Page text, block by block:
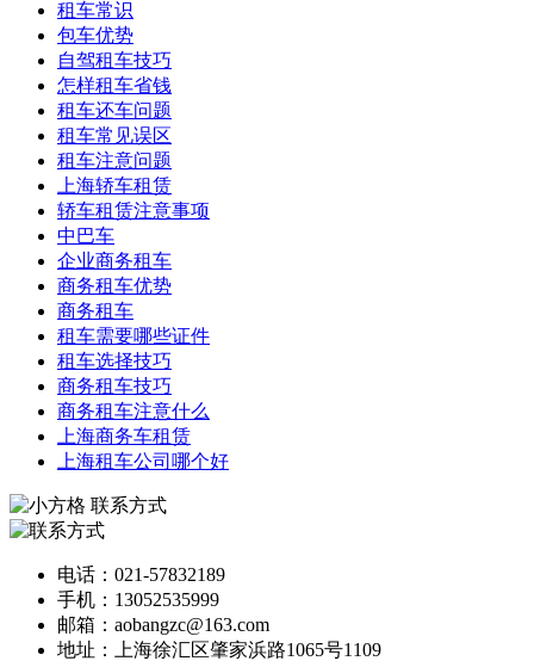
租车常识
包车优势
自驾租车技巧
怎样租车省钱
租车还车问题
租车常见误区
租车注意问题
上海轿车租赁
轿车租赁注意事项
中巴车
企业商务租车
商务租车优势
商务租车
租车需要哪些证件
租车选择技巧
商务租车技巧
商务租车注意什么
上海商务车租赁
上海租车公司哪个好
联系方式
电话：021-57832189
手机：13052535999
邮箱：aobangzc@163.com
地址：上海徐汇区肇家浜路1065号1109